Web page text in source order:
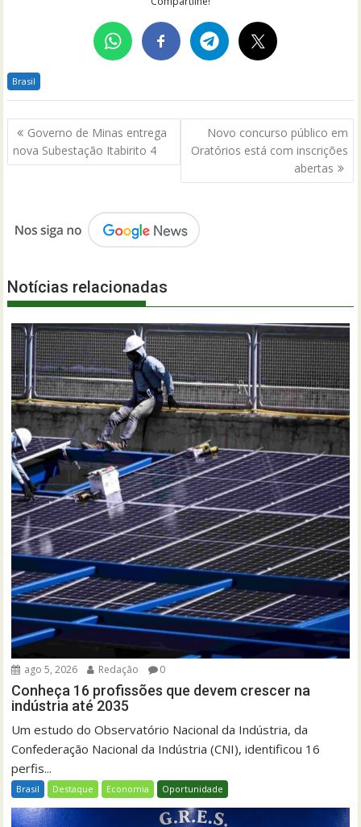
Brasil
Navegação
de
Post
Governo de Minas entrega
nova Subestação Itabirito 4
Novo concurso público em
Oratórios está com inscrições
abertas
Notícias relacionadas
ago 5, 2026 Redação 0
Conheça 16 profissões que devem crescer na
indústria até 2035
Um estudo do Observatório Nacional da Indústria, da
Confederação Nacional da Indústria (CNI), identificou 16
perfis...
Brasil Destaque Economia Oportunidade